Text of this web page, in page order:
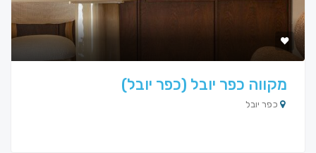
מקווה כפר יובל (כפר יובל)
כפר יובל